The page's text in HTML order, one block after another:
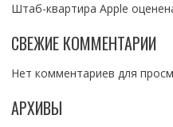
Штаб-квартира Apple
СВЕЖИЕ КОММЕНТАРИИ
Нет комментариев для
АРХИВЫ